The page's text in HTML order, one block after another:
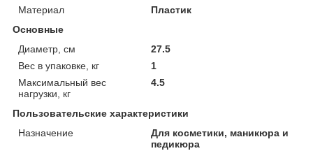
Материал
Пластик
Основные
Диаметр, см
27.5
Вес в упаковке, кг
1
Максимальный вес
нагрузки, кг
4.5
Пользовательские характеристики
Назначение
Для косметики, маникюра и
педикюра